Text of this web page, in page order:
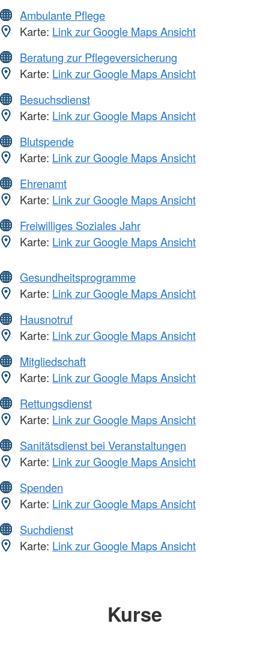
Ambulante Pflege
Karte: Link zur Google Maps Ansicht
Beratung zur Pflegeversicherung
Karte: Link zur Google Maps Ansicht
Besuchsdienst
Karte: Link zur Google Maps Ansicht
Blutspende
Karte: Link zur Google Maps Ansicht
Ehrenamt
Karte: Link zur Google Maps Ansicht
Freiwilliges Soziales Jahr
Karte: Link zur Google Maps Ansicht
Gesundheitsprogramme
Karte: Link zur Google Maps Ansicht
Hausnotruf
Karte: Link zur Google Maps Ansicht
Mitgliedschaft
Karte: Link zur Google Maps Ansicht
Rettungsdienst
Karte: Link zur Google Maps Ansicht
Sanitätsdienst bei Veranstaltungen
Karte: Link zur Google Maps Ansicht
Spenden
Karte: Link zur Google Maps Ansicht
Suchdienst
Karte: Link zur Google Maps Ansicht
Kurse